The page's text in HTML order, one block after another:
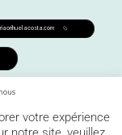
votre expérience